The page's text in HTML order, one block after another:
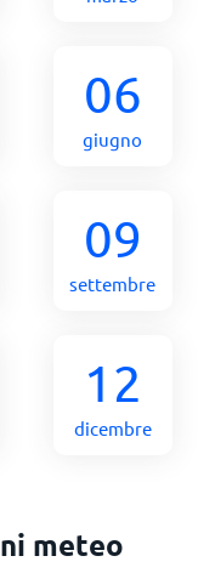
06
giugno
09
settembre
12
dicembre
meteo